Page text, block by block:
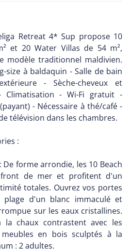
Retreat 4* Sup propose 10
et 20 Water Villas de 54 m²,
modèle traditionnel maldivien.
size à baldaquin - Salle de bain
- Sèche-cheveux et
- Wi-Fi gratuit -
- Nécessaire à thé/café -
télévision dans les chambres.
:
: De forme arrondie, les 10 Beach
de mer et profitent d'un
totales. Ouvrez vos portes
d'un blanc immaculé et
sur les eaux cristallines.
la chaux contrastent avec les
en bois sculptés à la
: 2 adultes.